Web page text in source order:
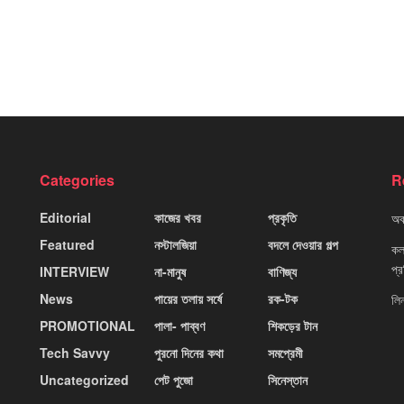
Categories
Editorial
Featured
INTERVIEW
News
PROMOTIONAL
Tech Savvy
Uncategorized
কাজের খবর
নস্টালজিয়া
না-মানুষ
পায়ের তলায় সর্ষে
পালা- পাব্বণ
পুরনো দিনের কথা
পেট পুজো
প্রকৃতি
বদলে দেওয়ার গল্প
বাণিজ্য
রক-টক
শিকড়ের টান
সমপ্রেমী
সিনেস্তান